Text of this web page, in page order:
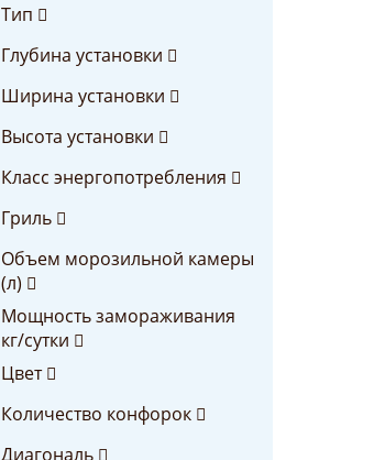
Тип
Глубина установки
Ширина установки
Высота установки
Класс энергопотребления
Гриль
Объем морозильной камеры
(л)
Мощность замораживания
кг/сутки
Цвет
Количество конфорок
Диагональ